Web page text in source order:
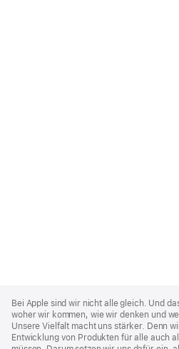
Footer
Bei Apple sind wir nicht alle gleich. Und
woher wir kommen, wie wir denken und
Unsere Vielfalt macht uns stärker. Denn
Entwicklung von Produkten für alle auch